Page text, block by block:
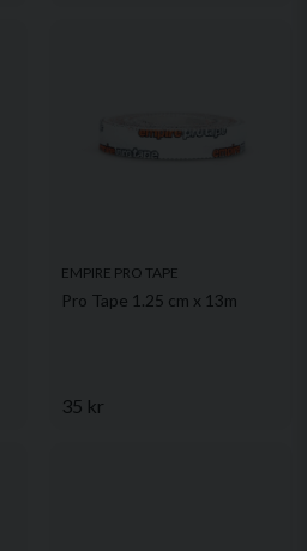
EMPIRE PRO TAPE
Pro Tape 1.25 cm x 13m
35 kr